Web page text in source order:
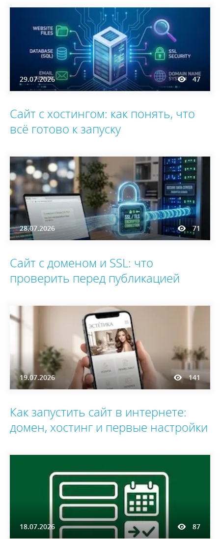
29.07.2026 47
Сайт с хостингом: как понять, что
всё готово к запуску
28.07.2026 71
Сайт с доменом и SSL: что
проверить перед публикацией
19.07.2026 141
Как запустить сайт в интернете:
домен, хостинг и первые настройки
18.07.2026 87